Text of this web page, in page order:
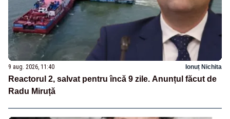
9 aug. 2026, 11:40 Ionuț Nichita
Reactorul 2, salvat pentru încă 9 zile. Anunțul făcut de
Radu Miruță